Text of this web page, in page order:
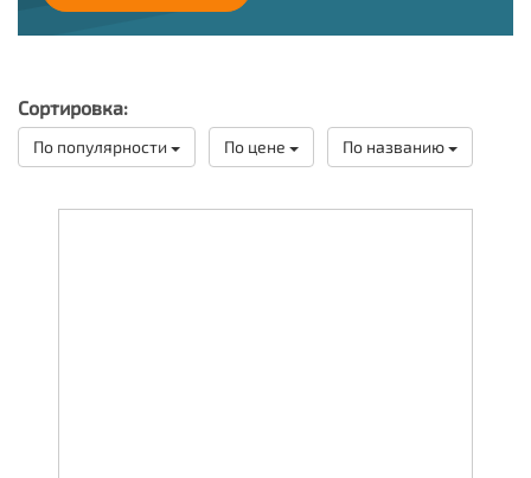
Сортировка:
По популярности По цене По названию